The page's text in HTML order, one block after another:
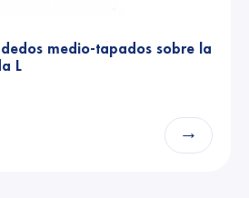
medio-tapados sobre la
L
→